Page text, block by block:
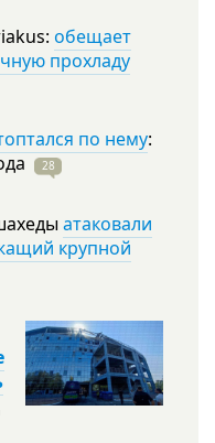
обещает
прохладу
по нему:
28
атаковали
крупной